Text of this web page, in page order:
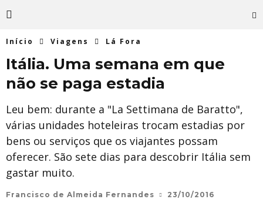
Início Viagens Lá Fora
Itália. Uma semana em que
não se paga estadia
Leu bem: durante a "La Settimana de Baratto",
várias unidades hoteleiras trocam estadias por
bens ou serviços que os viajantes possam
oferecer. São sete dias para descobrir Itália sem
gastar muito.
Francisco de Almeida Fernandes 23/10/2016